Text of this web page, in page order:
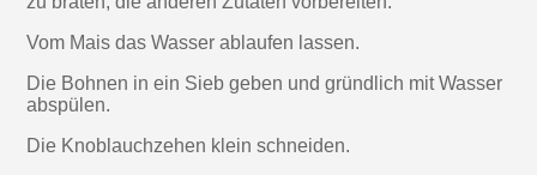
Vom Mais das Wasser ablaufen lassen.
Die Bohnen in ein Sieb geben und gründlich mit Wasser
abspülen.
Die Knoblauchzehen klein schneiden.